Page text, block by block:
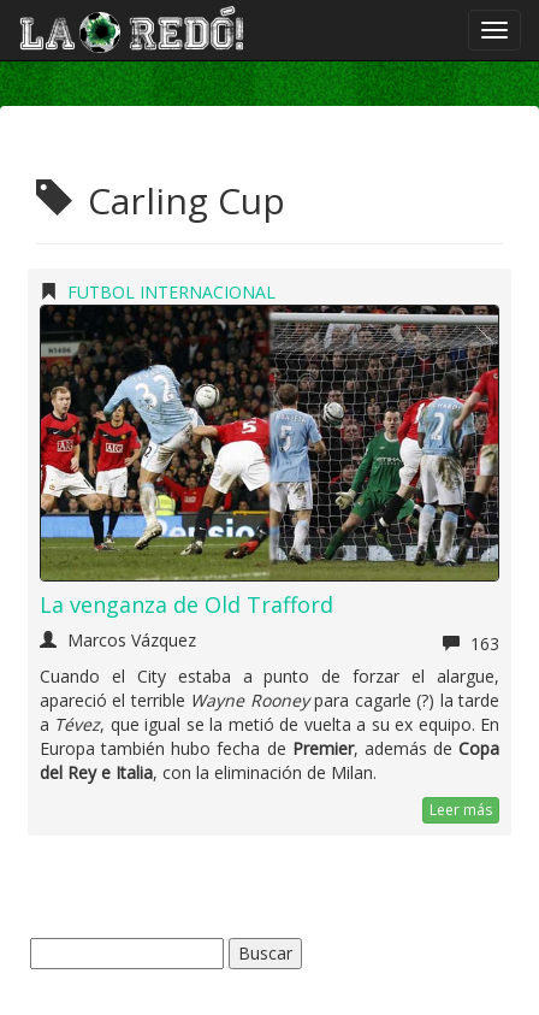
Carling Cup
FUTBOL INTERNACIONAL
La venganza de Old Trafford
Marcos Vázquez
163
Cuando el City estaba a punto de forzar el alargue,
apareció el terrible Wayne Rooneypara cagarle (?) la tarde
a Tévez, que igual se la metió de vuelta a su ex equipo. En
Europa también hubo fecha de Premier, además de Copa
del Rey e Italia, con la eliminación de Milan.
Leer más